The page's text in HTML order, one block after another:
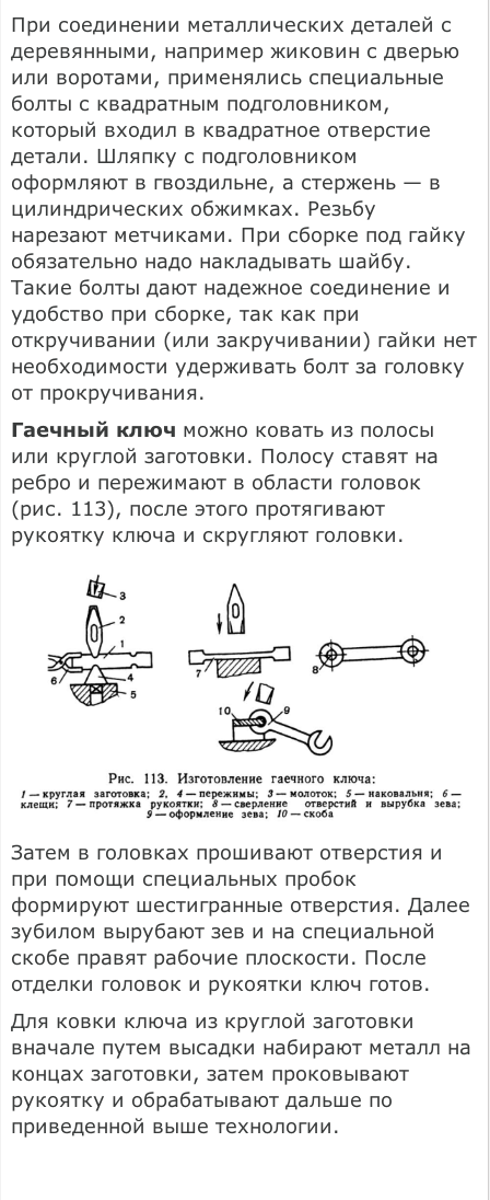
При соединении металлических деталей с
деревянными, например жиковин с дверью
или воротами, применялись специальные
болты с квадратным подголовником,
который входил в квадратное отверстие
детали. Шляпку с подголовником
оформляют в гвоздильне, а стержень — в
цилиндрических обжимках. Резьбу
нарезают метчиками. При сборке под гайку
обязательно надо накладывать шайбу.
Такие болты дают надежное соединение и
удобство при сборке, так как при
откручивании (или закручивании) гайки нет
необходимости удерживать болт за головку
от прокручивания.
Гаечный ключ можно ковать из полосы
или круглой заготовки. Полосу ставят на
ребро и пережимают в области головок
(рис. 113), после этого протягивают
рукоятку ключа и скругляют головки.
Затем в головках прошивают отверстия и
при помощи специальных пробок
формируют шестигранные отверстия. Далее
зубилом вырубают зев и на специальной
скобе правят рабочие плоскости. После
отделки головок и рукоятки ключ готов.
Для ковки ключа из круглой заготовки
вначале путем высадки набирают металл на
концах заготовки, затем проковывают
рукоятку и обрабатывают дальше по
приведенной выше технологии.